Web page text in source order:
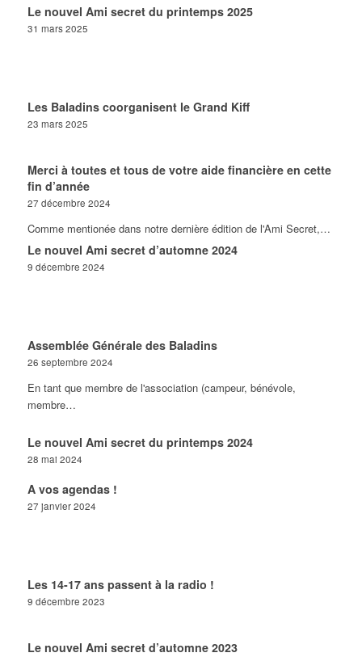
Le nouvel Ami secret du printemps 2025
31 mars 2025
Les Baladins coorganisent le Grand Kiff
23 mars 2025
Merci à toutes et tous de votre aide financière en cette
fin d’année
27 décembre 2024
Comme mentionée dans notre dernière édition de l'Ami Secret,…
Le nouvel Ami secret d’automne 2024
9 décembre 2024
Assemblée Générale des Baladins
26 septembre 2024
En tant que membre de l'association (campeur, bénévole,
membre…
Le nouvel Ami secret du printemps 2024
28 mai 2024
A vos agendas !
27 janvier 2024
Les 14-17 ans passent à la radio !
9 décembre 2023
Le nouvel Ami secret d’automne 2023